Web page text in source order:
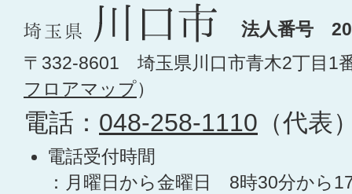
法人番号
〒332-8601 埼玉県川口市青木2丁目1
フロアマップ）
電話： 048-258-1110 （代表
電話受付時間
：月曜日から金曜日 8時30分から